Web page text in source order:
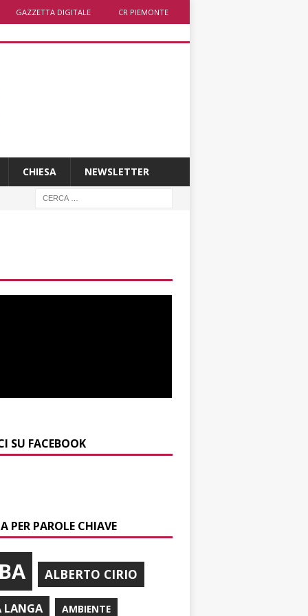
GAZZETTA DIGITALE CR PIEMONTE
CHIESA NEWSLETTER
SU FACEBOOK
PER PAROLE CHIAVE
ALBERTO CIRIO
LANGA AMBIENTE